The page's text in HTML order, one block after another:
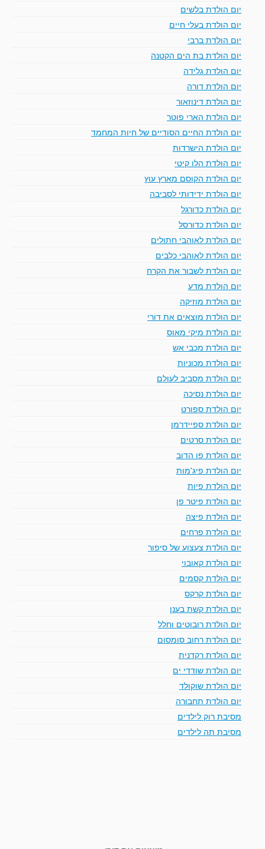
יום הולדת בלשים
יום הולדת בעלי חיים
יום הולדת ברבי
יום הולדת בת הים הקטנה
יום הולדת גלידה
יום הולדת דורה
יום הולדת דינוזאור
יום הולדת הארי פוטר
יום הולדת החיים הסודיים של חיות המחמד
יום הולדת הישרדות
יום הולדת הלו קיטי
יום הולדת הקוסם מארץ עוץ
יום הולדת ידידותי לסביבה
יום הולדת כדורגל
יום הולדת כדורסל
יום הולדת לאוהבי חתולים
יום הולדת לאוהבי כלבים
יום הולדת לשבור את הקרח
יום הולדת מדע
יום הולדת מוזיקה
יום הולדת מוצאים את דורי
יום הולדת מיקי מאוס
יום הולדת מכבי אש
יום הולדת מכוניות
יום הולדת מסביב לעולם
יום הולדת נסיכה
יום הולדת ספורט
יום הולדת ספיידרמן
יום הולדת סרטים
יום הולדת פו הדוב
יום הולדת פיג'מות
יום הולדת פיות
יום הולדת פיטר פן
יום הולדת פיצה
יום הולדת פרחים
יום הולדת צעצוע של סיפור
יום הולדת קאובוי
יום הולדת קסמים
יום הולדת קרקס
יום הולדת קשת בענן
יום הולדת רובוטים וחלל
יום הולדת רחוב סומסום
יום הולדת רקדנית
יום הולדת שודדי ים
יום הולדת שוקולד
יום הולדת תחבורה
מסיבת רוק לילדים
מסיבת תה לילדים